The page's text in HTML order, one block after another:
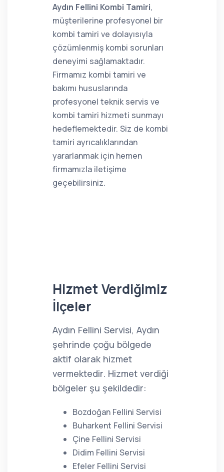
Aydın Fellini Kombi Tamiri,
müşterilerine profesyonel bir
kombi tamiri ve dolayısıyla
çözümlenmiş kombi sorunları
deneyimi sağlamaktadır.
Firmamız kombi tamiri ve
bakımı hususlarında
profesyonel teknik servis ve
kombi tamiri hizmeti sunmayı
hedeflemektedir. Siz de kombi
tamiri ayrıcalıklarından
yararlanmak için hemen
firmamızla iletişime
geçebilirsiniz.
Hizmet Verdiğimiz
İlçeler
Aydın Fellini Servisi, Aydın
şehrinde çoğu bölgede
aktif olarak hizmet
vermektedir. Hizmet verdiği
bölgeler şu şekildedir:
Bozdoğan Fellini Servisi
Buharkent Fellini Servisi
Çine Fellini Servisi
Didim Fellini Servisi
Efeler Fellini Servisi